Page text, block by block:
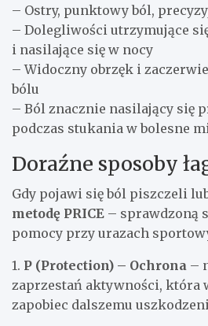
– Ostry, punktowy ból,
– Dolegliwości utrzymujące
i nasilające się w nocy
– Widoczny obrzęk i
bólu
– Ból znacznie nasilający się
podczas stukania w bolesne
Doraźne sposoby
Gdy pojawi się ból piszczeli
metodę PRICE – sprawdzoną
pomocy przy urazach
1. P (Protection) – Ochrona –
zaprzestań aktywności, która
zapobiec dalszemu